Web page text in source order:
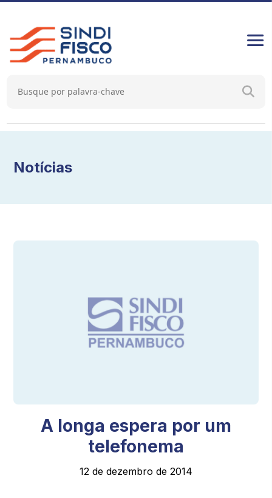
Notícias
A longa espera por um
telefonema
12 de dezembro de 2014